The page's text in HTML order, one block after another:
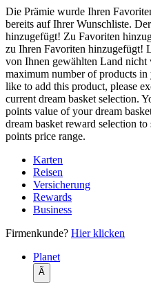
Die Prämie wurde Ihren
bereits auf Ihrer Wunschliste.
hinzugefügt! Zu Favoriten
zu Ihren Favoriten hinzugefügt!
von Ihnen gewählten Land nicht
maximum number of products
like to add this product, please
current dream basket selection.
points value of your dream
dream basket reward selection
points price range.
Karten
Reisen
Versicherung
Rewards
Business
Firmenkunde? Hier klicken
Planet
Ã